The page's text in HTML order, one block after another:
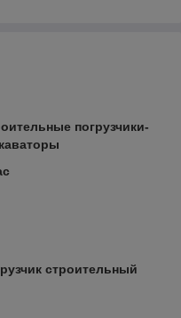
погрузчики-
строительный